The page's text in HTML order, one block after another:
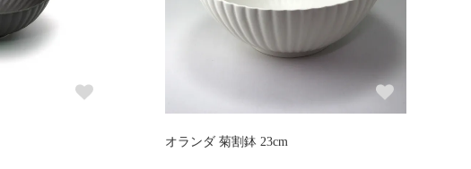
オランダ 菊割鉢 23cm